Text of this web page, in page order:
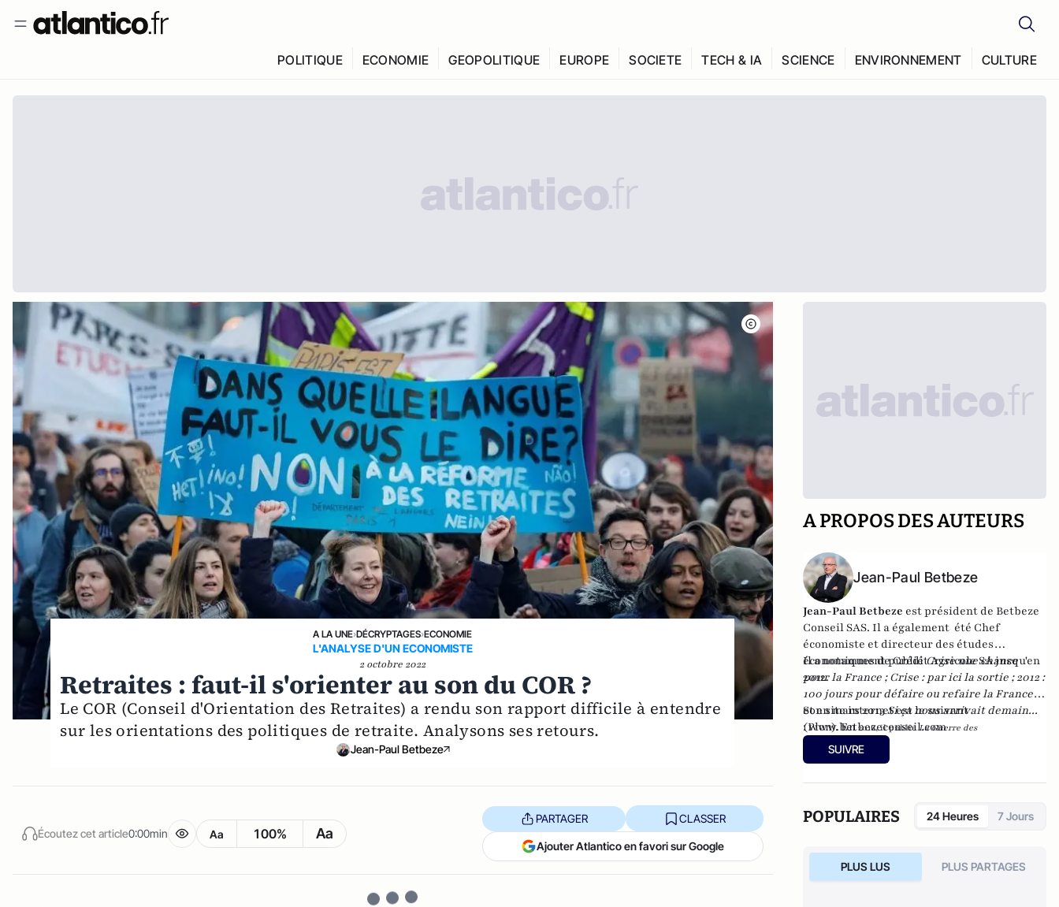
POLITIQUE ECONOMIE GEOPOLITIQUE EUROPE SOCIETE TECH & IA SCIENCE ENVIRONNEMENT CULTURE
A LA UNE›DÉCRYPTAGES›ECONOMIE
L'ANALYSE D'UN ECONOMISTE
2 octobre 2022
Retraites : faut-il s'orienter au son du COR ?
Le COR (Conseil d'Orientation des Retraites) a rendu son rapport difficile à entendre
sur les orientations des politiques de retraite. Analysons ses retours.
Jean-Paul Betbeze
Écoutez cet article0:00min Aa 100% Aa
PARTAGER CLASSER
Ajouter Atlantico en favori sur Google
A PROPOS DES AUTEURS
Jean-Paul Betbeze
Jean-Paul Betbeze est président de Betbeze
Conseil SAS. Il a également été Chef
économiste et directeur des études
économiques de Crédit Agricole SA jusqu'en
2012.
Il a notamment publiéCrise une chance
pour la France ;Crise : par ici la sortie ;2012 :
100 jours pour défaire ou refaire la France,
et en mars 2013Si ça nous arrivait demain...
(Plon). En2016, il publieLa Guerre des
Mondialisations
France, ce malade imaginaire" chez le même
Son site internet est le suivant
:www.betbezeconseil.com
SUIVRE
POPULAIRES 24 Heures 7 Jours
PLUS LUS PLUS PARTAGES